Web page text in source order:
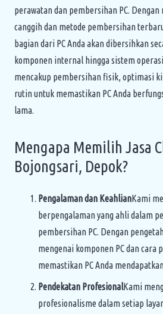
perawatan dan pembersihan PC.
canggih dan metode pembersihan
bagian dari PC Anda akan dibersihkan
komponen internal hingga sistem
mencakup pembersihan fisik, optimasi
rutin untuk memastikan PC Anda
lama.
Mengapa Memilih Jasa
Bojongsari, Depok?
Pengalaman dan KeahlianKami
berpengalaman yang ahli dalam
pembersihan PC. Dengan
mengenai komponen PC dan cara
memastikan PC Anda
Pendekatan ProfesionalKami
profesionalisme dalam setiap